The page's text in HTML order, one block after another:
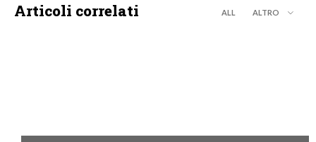
Articoli correlati ALL ALTRO